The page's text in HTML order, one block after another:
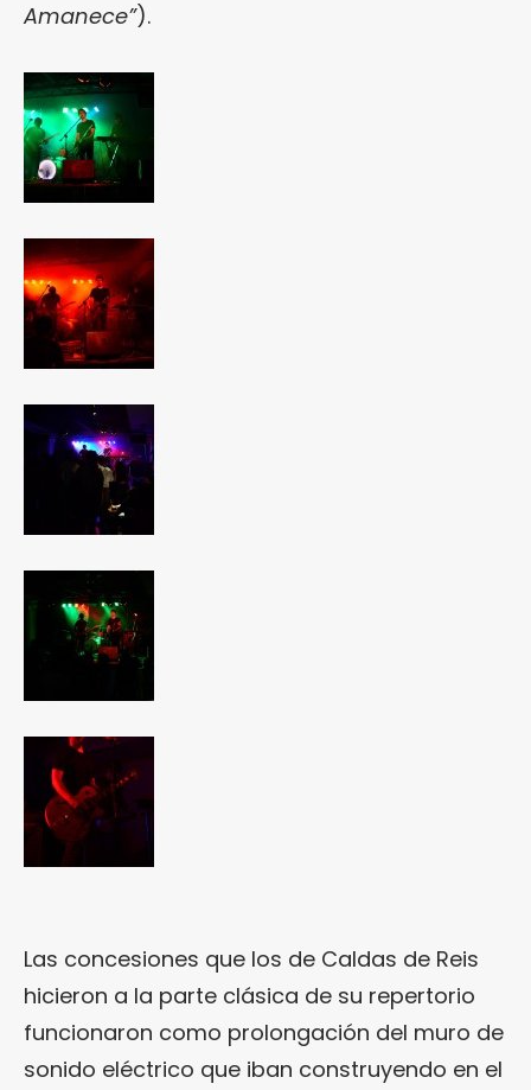
Amanece”).
Las concesiones que los de Caldas de Reis
hicieron a la parte clásica de su repertorio
funcionaron como prolongación del muro de
sonido eléctrico que iban construyendo en el